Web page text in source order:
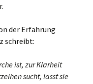
der Erfahrung
schreibt:
ist, zur Klarheit
sucht, lässt sie